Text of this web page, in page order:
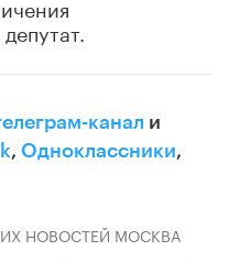
канал и
, Одноклассники,
НОВОСТЕЙ МОСКВА